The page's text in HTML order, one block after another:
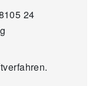
24